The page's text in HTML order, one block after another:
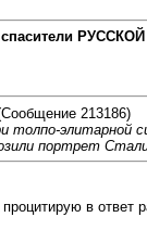
спасители
213186)
толпо-элитарной
портрет
в ответ